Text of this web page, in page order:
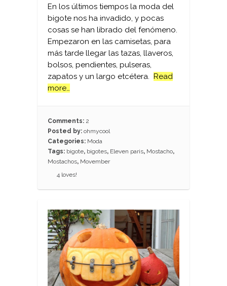
En los últimos tiempos la moda del
bigote nos ha invadido, y pocas
cosas se han librado del fenómeno.
Empezaron en las camisetas, para
más tarde llegar las tazas, llaveros,
bolsos, pendientes, pulseras,
zapatos y un largo etcétera.
Read
more…
Comments: 2
Posted by: ohmycool
Categories: Moda
Tags: bigote, bigotes, Eleven paris, Mostacho,
Mostachos, Movember
4 loves!